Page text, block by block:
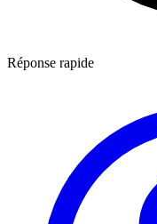
Réponse rapide